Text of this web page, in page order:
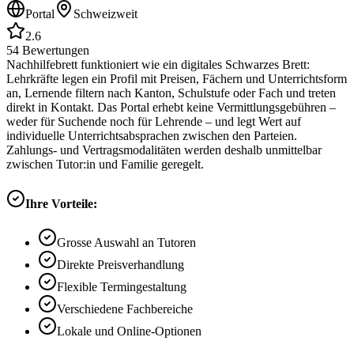
Portal
Schweizweit
2.6
54 Bewertungen
Nachhilfebrett funktioniert wie ein digitales Schwarzes Brett:
Lehrkräfte legen ein Profil mit Preisen, Fächern und Unterrichtsform
an, Lernende filtern nach Kanton, Schulstufe oder Fach und treten
direkt in Kontakt. Das Portal erhebt keine Vermittlungsgebühren –
weder für Suchende noch für Lehrende – und legt Wert auf
individuelle Unterrichtsabsprachen zwischen den Parteien.
Zahlungs- und Vertragsmodalitäten werden deshalb unmittelbar
zwischen Tutor:in und Familie geregelt.
Ihre Vorteile:
Grosse Auswahl an Tutoren
Direkte Preisverhandlung
Flexible Termingestaltung
Verschiedene Fachbereiche
Lokale und Online-Optionen